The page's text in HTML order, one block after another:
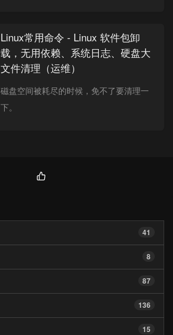
Linux常用命令 - Linux 软件包卸
载，无用依赖、系统日志、硬盘大
文件清理（运维）
磁盘空间被耗尽的时候，免不了要清理一
下。
41
8
87
136
15